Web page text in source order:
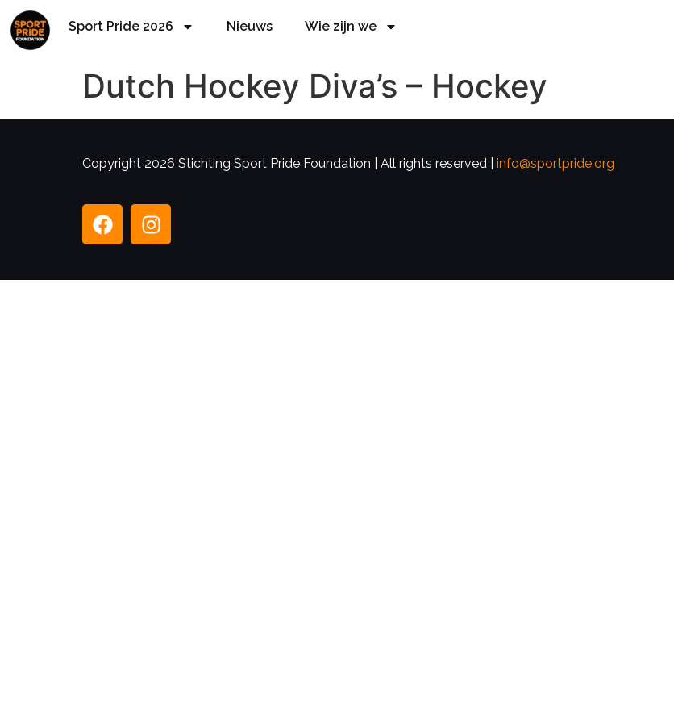
Sport Pride 2026 Nieuws Wie zijn we
Dutch Hockey Diva’s – Hockey
Copyright 2026 Stichting Sport Pride Foundation | All rights reserved | info@sportpride.org